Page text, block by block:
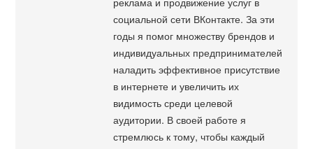
социальной сети ВКонтакте. За эти
годы я помог множеству брендов и
индивидуальных предпринимателей
наладить эффективное присутствие
в интернете и увеличить их
видимость среди целевой
аудитории. В своей работе я
стремлюсь к тому, чтобы каждый